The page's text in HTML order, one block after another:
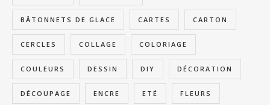
BÂTONNETS DE GLACE CARTES CARTON
CERCLES COLLAGE COLORIAGE
COULEURS DESSIN DIY DÉCORATION
DÉCOUPAGE ENCRE ETÉ FLEURS